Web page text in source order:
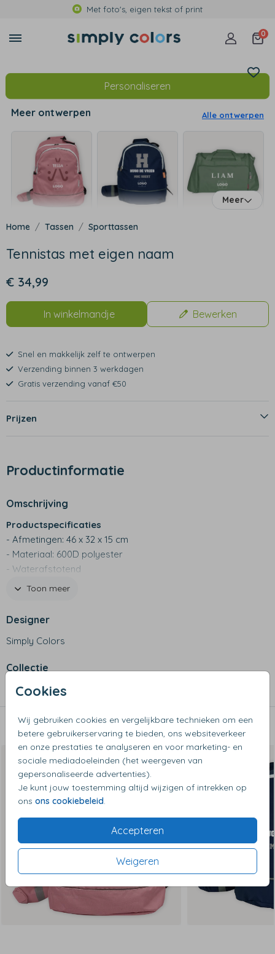
Met foto's, eigen tekst of print
0
Cookies
Wij gebruiken cookies en vergelijkbare technieken om een
betere gebruikerservaring te bieden, ons websiteverkeer
en onze prestaties te analyseren en voor marketing- en
sociale mediadoeleinden (het weergeven van
gepersonaliseerde advertenties).
Je kunt jouw toestemming altijd wijzigen of intrekken op
ons ons cookiebeleid.
Accepteren
Weigeren
Personaliseren
Meer ontwerpen Alle ontwerpen
Meer
Tassen Sporttassen
Tennistas met eigen naam
€ 34,99
In winkelmandje Bewerken
Snel en makkelijk zelf te ontwerpen
Verzending binnen 3 werkdagen
Gratis verzending vanaf €50
Prijzen
Productinformatie
Omschrijving
Productspecificaties
- Afmetingen: 46 x 32 x 15 cm
- Materiaal: 600D polyester
- Waterafstotend
- Groot buitenvak voor tennisracket
- Met comfortabele, verstelbare schouderbanden
- Niet geschikt voor de wasmachine
Toon meer
Designer
Simply Colors
Collectie
Sporttassen
Dit vind je misschien ook leuk